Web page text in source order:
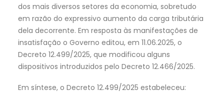
dos mais diversos setores da economia, sobretudo
em razão do expressivo aumento da carga tributária
dela decorrente. Em resposta às manifestações de
insatisfação o Governo editou, em 11.06.2025, o
Decreto 12.499/2025, que modificou alguns
dispositivos introduzidos pelo Decreto 12.466/2025.
Em síntese, o Decreto 12.499/2025 estabeleceu: